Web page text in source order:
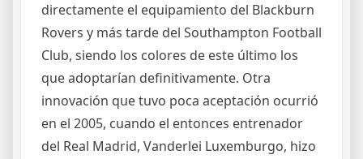
directamente el equipamiento del Blackburn
Rovers y más tarde del Southampton Football
Club, siendo los colores de este último los
que adoptarían definitivamente. Otra
innovación que tuvo poca aceptación ocurrió
en el 2005, cuando el entonces entrenador
del Real Madrid, Vanderlei Luxemburgo, hizo